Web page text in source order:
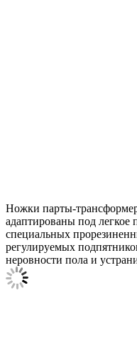
Ножки парты-
адаптированы под легкое
специальных
регулируемых
неровности пола и